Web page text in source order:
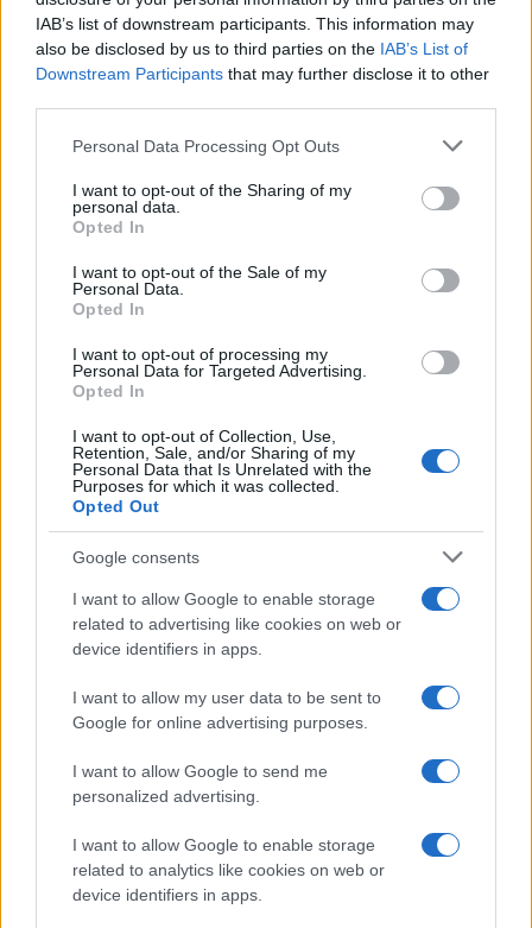
IAB’s list of downstream participants. This information may
also be disclosed by us to third parties on the IAB’s List of
Downstream Participants that may further disclose it to other
Please note that this website/app uses one or more Google
not limited to your visit or usage behaviour. You may click to
grant or deny consent to Google and its third-party tags to
use your data for below specified purposes in below Google
consent section.
Personal Data Processing Opt Outs
I want to opt-out of the Sharing of my
personal data.
Opted In
I want to opt-out of the Sale of my
Personal Data.
Opted In
I want to opt-out of processing my
Personal Data for Targeted Advertising.
Opted In
I want to opt-out of Collection, Use,
Retention, Sale, and/or Sharing of my
Personal Data that Is Unrelated with the
Purposes for which it was collected.
Opted Out
Google consents
I want to allow Google to enable storage
related to advertising like cookies on web or
device identifiers in apps.
I want to allow my user data to be sent to
Google for online advertising purposes.
I want to allow Google to send me
personalized advertising.
I want to allow Google to enable storage
related to analytics like cookies on web or
device identifiers in apps.
WTA Toronto 2026: le storie e i numeri delle tenniste
in campo
TENNIS
Atp Montreal 2026: Darderi contro Borges,
programma e orari delle partite
Ilaria Mauri · 10 Ago 2026
TENNIS